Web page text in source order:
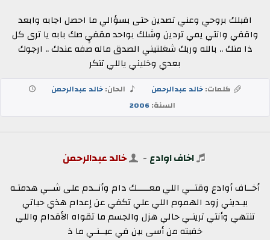
اقبلك بروحي وعني تصدين حتى بسؤالي ما احصل اجابه وابعد
واقفي وانتي يمي تردين وشلك بواحد مقفيٍ صك بابه يا ترى كل
ذا منك .. بالله وربك شغلتيني الصدق ماله صفه عندك .. ارجوك
بعدي وخليني ياللي تنكر
كلمات:خالد عبدالرحمن الحان:خالد عبدالرحمن
السنة:2006
اخاف اوادع - خالد عبدالرحمن
أخــاف أوادع وقتــي اللي معـــــك دام وأنــدم على شــي هدمتـه
بيـديني زود الهموم اللي علي تكفي عن إعدام هذي حياتي
تنتهي وأنتي ترينـي حالي هزل والجسم ما تقواه الأقدام واللي
خفيته من أسى بين في عيــنـي ما ذ